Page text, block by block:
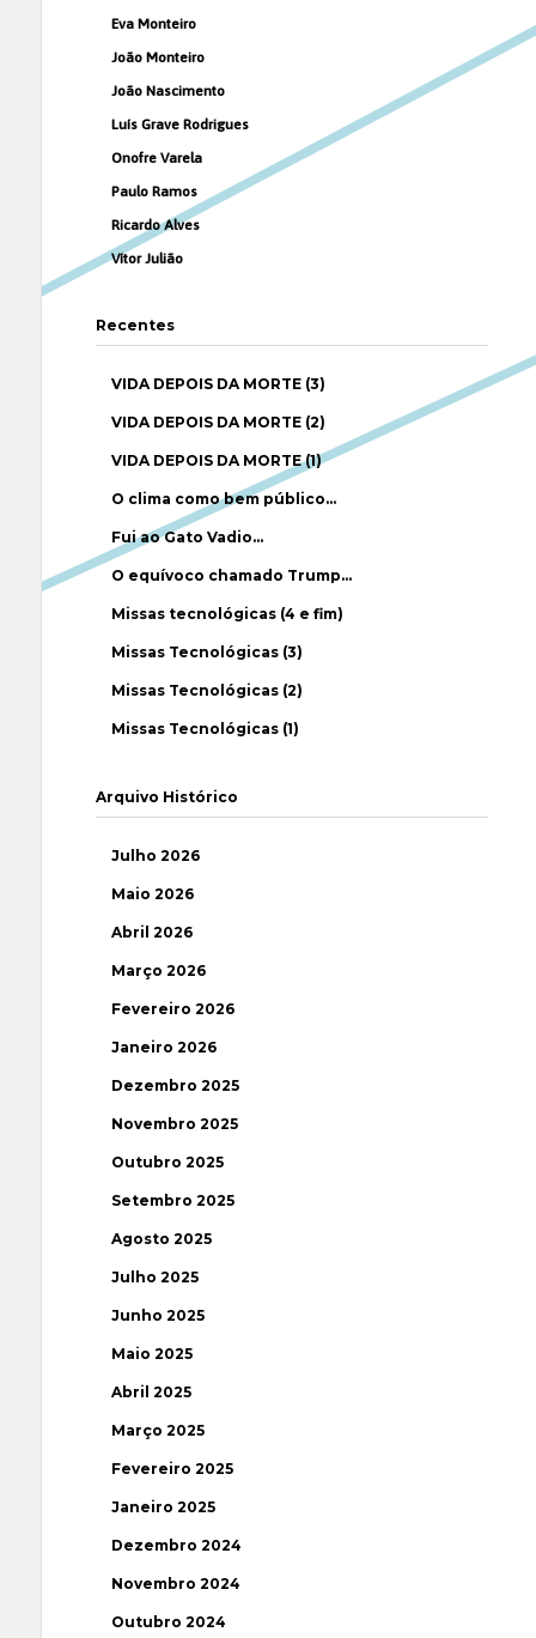
Eva Monteiro
João Monteiro
João Nascimento
Luís Grave Rodrigues
Onofre Varela
Paulo Ramos
Ricardo Alves
Vítor Julião
Recentes
VIDA DEPOIS DA MORTE (3)
VIDA DEPOIS DA MORTE (2)
VIDA DEPOIS DA MORTE (1)
O clima como bem público…
Fui ao Gato Vadio…
O equívoco chamado Trump…
Missas tecnológicas (4 e fim)
Missas Tecnológicas (3)
Missas Tecnológicas (2)
Missas Tecnológicas (1)
Arquivo Histórico
Julho 2026
Maio 2026
Abril 2026
Março 2026
Fevereiro 2026
Janeiro 2026
Dezembro 2025
Novembro 2025
Outubro 2025
Setembro 2025
Agosto 2025
Julho 2025
Junho 2025
Maio 2025
Abril 2025
Março 2025
Fevereiro 2025
Janeiro 2025
Dezembro 2024
Novembro 2024
Outubro 2024